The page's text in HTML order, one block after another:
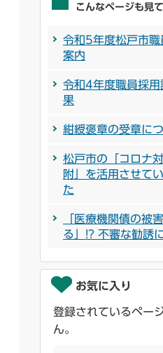
こんなページも見
令和5年度松戸市職
案内
令和4年度職員採用
果
紺綬褒章の受章に
松戸市の「コロナ
附」を活用させて
た
「医療機関債の被
る」!? 不審な勧誘
お気に入り
登録されているペー
ん。